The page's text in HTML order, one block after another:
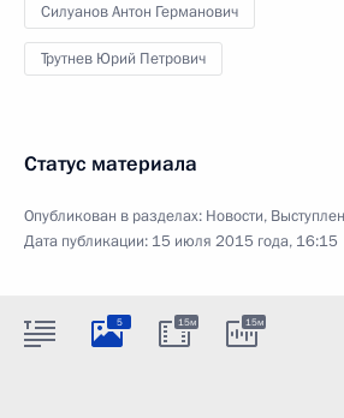
Силуанов Антон Германович
Трутнев Юрий Петрович
Статус материала
Опубликован в разделах: Новости,
Дата публикации: 15 июля 2015 года, 16:15
5 15м 15м